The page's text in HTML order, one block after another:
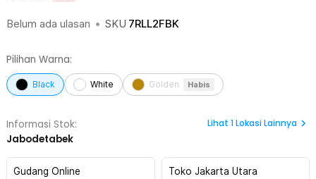
Belum ada ulasan • SKU 7RLL2FBK
Pilihan Warna:
Black White Golden Habis
Informasi Stok:
Jabodetabek
Lihat 1Lokasi Lainnya
Gudang Online Toko Jakarta Utara